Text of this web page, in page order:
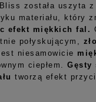
została uszyta z
materiału, który
efekt miękkich fal.
połyskującym,
niesamowicie
ciepłem. Gęsty
tworzą efekt